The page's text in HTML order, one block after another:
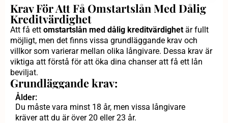
Krav För Att Få Omstartslån Med Dålig
Kreditvärdighet
Att få ett omstartslån med dålig kreditvärdighet är fullt
möjligt, men det finns vissa grundläggande krav och
villkor som varierar mellan olika långivare. Dessa krav är
viktiga att förstå för att öka dina chanser att få ett lån
beviljat.
Grundläggande krav:
Ålder:
Du måste vara minst 18 år, men vissa långivare
kräver att du är över 20 eller 23 år.